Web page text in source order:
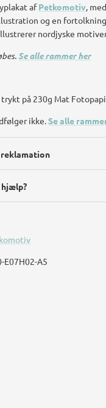
afPetkomotiv,
og en
nordjyske
Se alle rammer her
på 230g Mat
ikke.Se alle
hjælp?
E07H02-A5